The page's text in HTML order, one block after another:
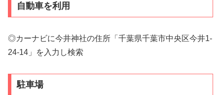
自動車を利用
◎カーナビに今井神社の住所「千葉県千葉市中央区今井1-
24-14」を入力し検索
駐車場